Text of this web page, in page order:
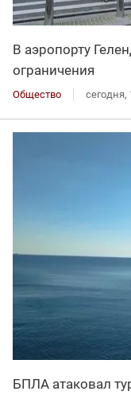
В аэропорту
ограничения
Общество сегодня,
БПЛА атаковал